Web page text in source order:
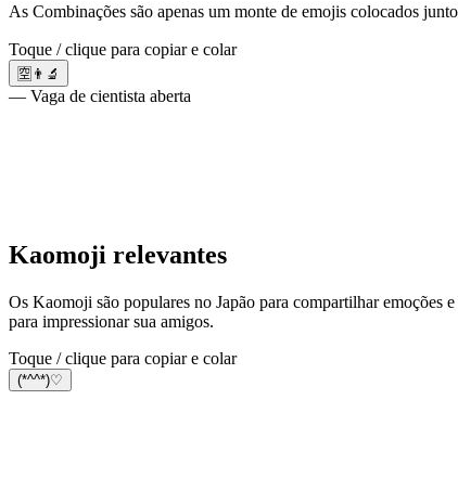
As Combinações são apenas um monte de emojis colocados
Toque / clique para copiar e colar
🈳👨‍🔬
— Vaga de cientista aberta
Kaomoji relevantes
Os Kaomoji são populares no Japão para compartilhar emoções
para impressionar sua amigos.
Toque / clique para copiar e colar
(*^^*)♡